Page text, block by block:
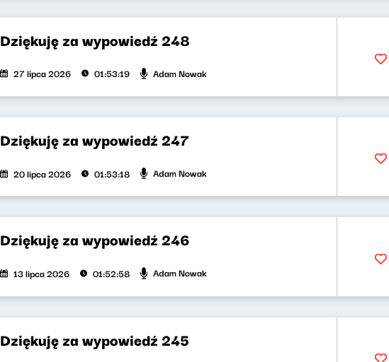
Dziękuję za wypowiedź 248
27 lipca 2026 01:53:19 Adam Nowak
Dziękuję za wypowiedź 247
20 lipca 2026 01:53:18 Adam Nowak
Dziękuję za wypowiedź 246
13 lipca 2026 01:52:58 Adam Nowak
Dziękuję za wypowiedź 245